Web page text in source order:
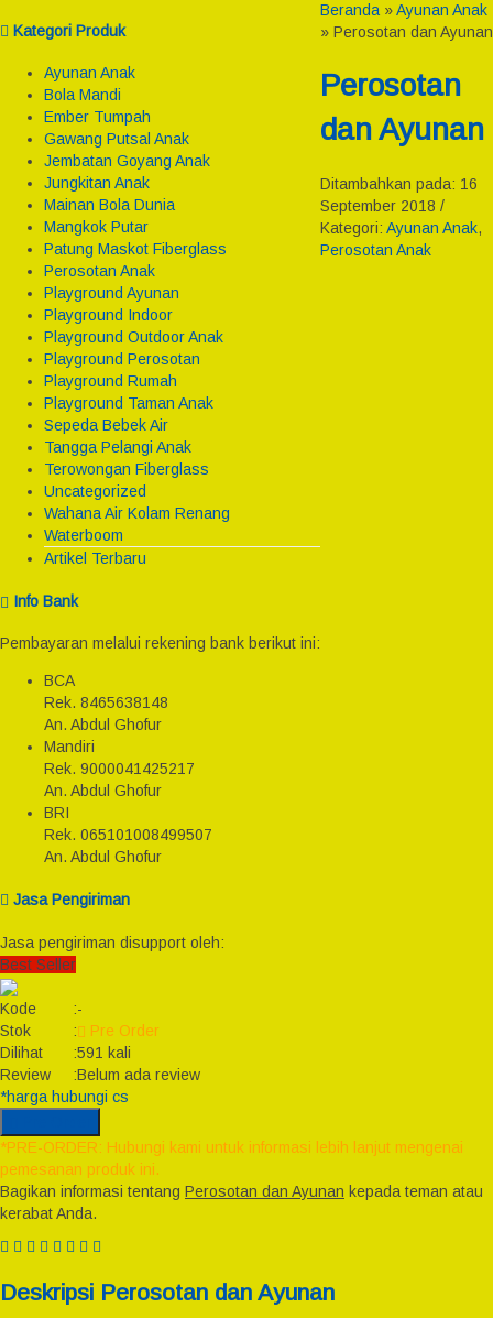
Kategori Produk
Ayunan Anak
Bola Mandi
Ember Tumpah
Gawang Putsal Anak
Jembatan Goyang Anak
Jungkitan Anak
Mainan Bola Dunia
Mangkok Putar
Patung Maskot Fiberglass
Perosotan Anak
Playground Ayunan
Playground Indoor
Playground Outdoor Anak
Playground Perosotan
Playground Rumah
Playground Taman Anak
Sepeda Bebek Air
Tangga Pelangi Anak
Terowongan Fiberglass
Uncategorized
Wahana Air Kolam Renang
Waterboom
Artikel Terbaru
Info Bank
Pembayaran melalui rekening bank berikut ini:
BCA
Rek. 8465638148
An. Abdul Ghofur
Mandiri
Rek. 9000041425217
An. Abdul Ghofur
BRI
Rek. 065101008499507
An. Abdul Ghofur
Jasa Pengiriman
Jasa pengiriman disupport oleh:
Beranda »Ayunan Anak
» Perosotan dan Ayunan
Perosotan
dan Ayunan
Ditambahkan pada: 16
September 2018 /
Kategori: Ayunan Anak,
Perosotan Anak
Best Seller
Kode :-
Stok
:
Pre Order
Dilihat
:591 kali
Review
:Belum ada review
*harga hubungi cs
*PRE-ORDER: Hubungi kami untuk informasi lebih lanjut mengenai
pemesanan produk ini.
Bagikan informasi tentang Perosotan dan Ayunan kepada teman atau
kerabat Anda.
Deskripsi Perosotan dan Ayunan